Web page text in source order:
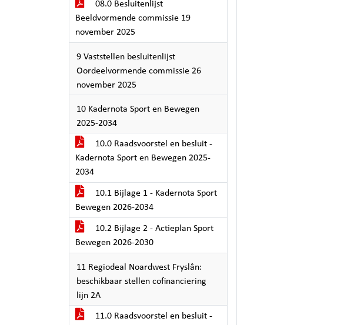
08.0 Besluitenlijst
Beeldvormende commissie 19
november 2025
9 Vaststellen besluitenlijst
Oordeelvormende commissie 26
november 2025
10 Kadernota Sport en Bewegen
2025-2034
10.0 Raadsvoorstel en besluit -
Kadernota Sport en Bewegen 2025-
2034
10.1 Bijlage 1 - Kadernota Sport
Bewegen 2026-2034
10.2 Bijlage 2 - Actieplan Sport
Bewegen 2026-2030
11 Regiodeal Noardwest Fryslân:
beschikbaar stellen cofinanciering
lijn 2A
11.0 Raadsvoorstel en besluit -